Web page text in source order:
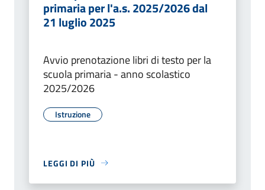
primaria per l'a.s. 2025/2026 dal
21 luglio 2025
Avvio prenotazione libri di testo per la
scuola primaria - anno scolastico
2025/2026
Istruzione
LEGGI DI PIÙ